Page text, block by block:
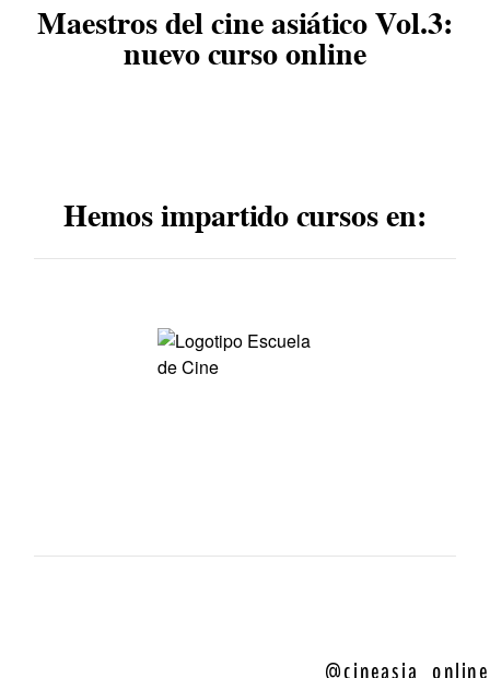
Maestros del cine asiático Vol.3:
nuevo curso online
Hemos impartido cursos en: